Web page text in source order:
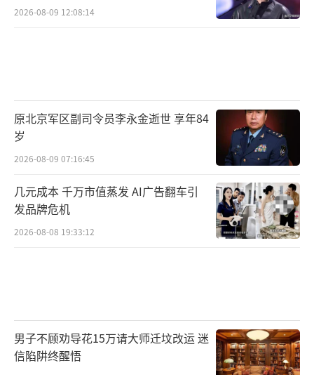
2026-08-09 12:08:14
原北京军区副司令员李永金逝世 享年84
岁
2026-08-09 07:16:45
几元成本 千万市值蒸发 AI广告翻车引
发品牌危机
2026-08-08 19:33:12
男子不顾劝导花15万请大师迁坟改运 迷
信陷阱终醒悟